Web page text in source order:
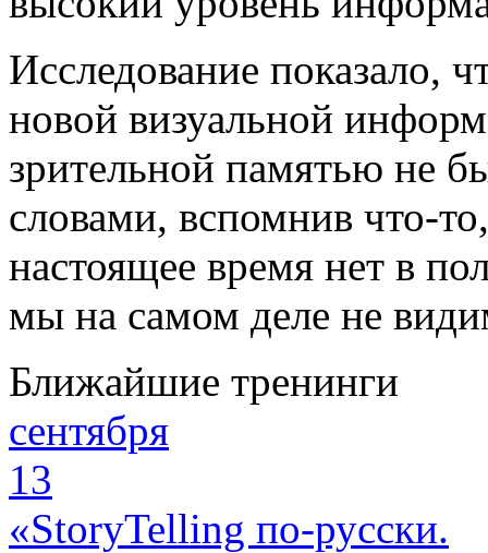
Исследование показало,
новой визуальной
зрительной памятью не
словами, вспомнив что-
настоящее время нет в
мы на самом деле не
Ближайшие тренинги
сентября
13
«StoryTelling по-русски.